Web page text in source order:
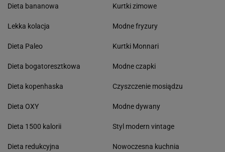
Dieta bananowa
Lekka kolacja
Dieta Paleo
Dieta bogatoresztkowa
Dieta kopenhaska
Dieta OXY
Dieta 1500 kalorii
Dieta redukcyjna
Kurtki zimowe
Modne fryzury
Kurtki Monnari
Modne czapki
Czyszczenie mosiądzu
Modne dywany
Styl modern vintage
Nowoczesna kuchnia